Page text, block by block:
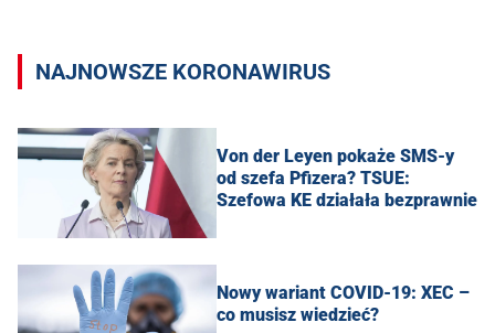
NAJNOWSZE KORONAWIRUS
Von der Leyen pokaże SMS-y
od szefa Pfizera? TSUE:
Szefowa KE działała bezprawnie
Nowy wariant COVID-19: XEC –
co musisz wiedzieć?